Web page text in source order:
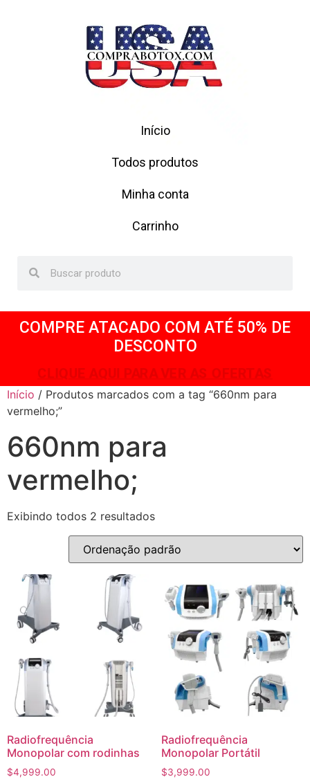
Início
Todos produtos
Minha conta
Carrinho
COMPRE ATACADO COM ATÉ 50% DE
DESCONTO
CLIQUE AQUI PARA VER AS OFERTAS
Início / Produtos marcados com a tag “660nm para
vermelho;”
660nm para
vermelho;
Exibindo todos 2 resultados
Radiofrequência
Monopolar com rodinhas
$4,999.00
Radiofrequência
Monopolar Portátil
$3,999.00